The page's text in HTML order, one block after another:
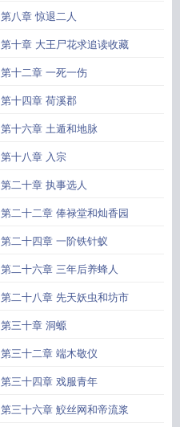
第八章 惊退二人
第十章 大王尸花求追读收藏
第十二章 一死一伤
第十四章 荷溪郡
第十六章 土遁和地脉
第十八章 入宗
第二十章 执事选人
第二十二章 俸禄堂和灿香园
第二十四章 一阶铁针蚁
第二十六章 三年后养蜂人
第二十八章 先天妖虫和坊市
第三十章 洞螈
第三十二章 端木敬仪
第三十四章 戏服青年
第三十六章 鮫丝网和帝流浆